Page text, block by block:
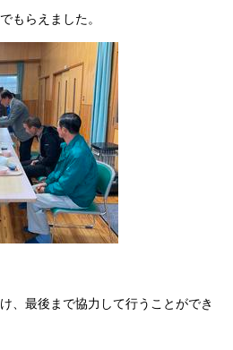
もらえました。
、最後まで協力して行うことができ